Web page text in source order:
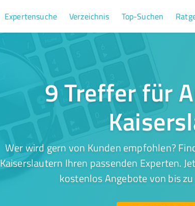
Expertensuche Verzeichnis Top-Suchen
9 Treffer für
Wer wird gern von Kunden empfohlen?
Kaiserslautern Ihren passenden Experten.
kostenlos Angebote von bis